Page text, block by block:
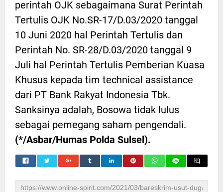
perintah OJK sebagaimana Surat Perintah
Tertulis OJK No.SR-17/D.03/2020 tanggal
10 Juni 2020 hal Perintah Tertulis dan
Perintah No. SR-28/D.03/2020 tanggal 9
Juli hal Perintah Tertulis Pemberian Kuasa
Khusus kepada tim technical assistance
dari PT Bank Rakyat Indonesia Tbk.
Sanksinya adalah, Bosowa tidak lulus
sebagai pemegang saham pengendali.
(*/Asbar/Humas Polda Sulsel).